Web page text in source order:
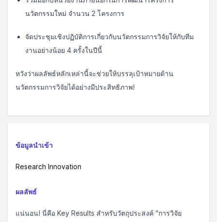
นวัตกรรมใหม่ จำนวน 2 โครงการ
จัดประชุมเชิงปฏิบัติการเกี่ยวกับนวัตกรรมการวิจัยให้กับทีม
งานอย่างน้อย 4 ครั้งในปีนี้
หวังว่าผลลัพธ์หลักเหล่านี้จะช่วยให้บรรลุเป้าหมายด้าน
นวัตกรรมการวิจัยได้อย่างมีประสิทธิภาพ!
ข้อมูลนำเข้า
Research Innovation
ผลลัพธ์
แน่นอน! นี่คือ Key Results สำหรับวัตถุประสงค์ "การวิจัย